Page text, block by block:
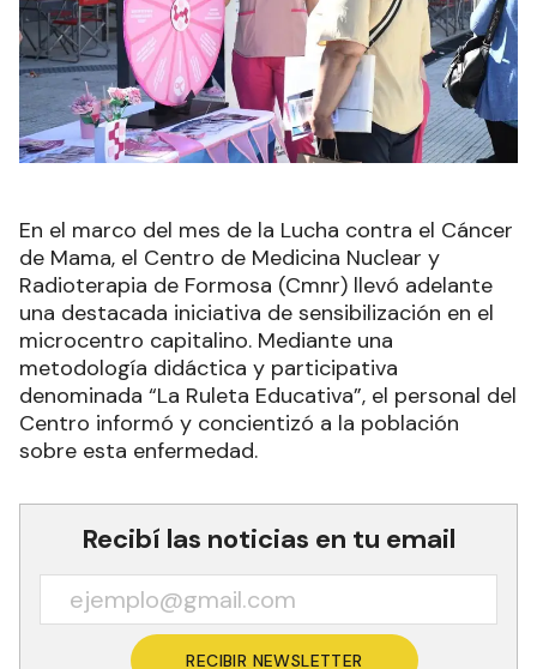
En el marco del mes de la Lucha contra el Cáncer
de Mama, el Centro de Medicina Nuclear y
Radioterapia de Formosa (Cmnr) llevó adelante
una destacada iniciativa de sensibilización en el
microcentro capitalino. Mediante una
metodología didáctica y participativa
denominada “La Ruleta Educativa”, el personal del
Centro informó y concientizó a la población
sobre esta enfermedad.
Recibí las noticias en tu email
RECIBIR NEWSLETTER